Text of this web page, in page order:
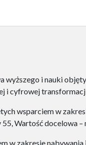
i nauki
i cyfrowej
wsparciem w
Wartość docelowa –
w zakresie